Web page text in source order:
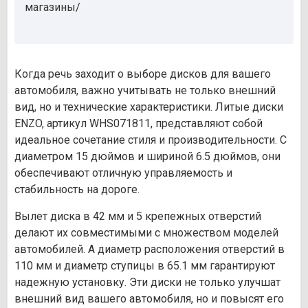
магазины/
Когда речь заходит о выборе дисков для вашего
автомобиля, важно учитывать не только внешний
вид, но и технические характеристики. Литые диски
ENZO, артикул WHS071811, представляют собой
идеальное сочетание стиля и производительности. С
диаметром 15 дюймов и шириной 6.5 дюймов, они
обеспечивают отличную управляемость и
стабильность на дороге.
Вылет диска в 42 мм и 5 крепежных отверстий
делают их совместимыми с множеством моделей
автомобилей. А диаметр расположения отверстий в
110 мм и диаметр ступицы в 65.1 мм гарантируют
надежную установку. Эти диски не только улучшат
внешний вид вашего автомобиля, но и повысят его